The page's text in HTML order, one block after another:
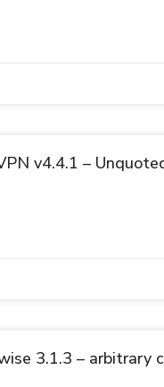
v4.4.1 –
3.1.3 – arbitrary